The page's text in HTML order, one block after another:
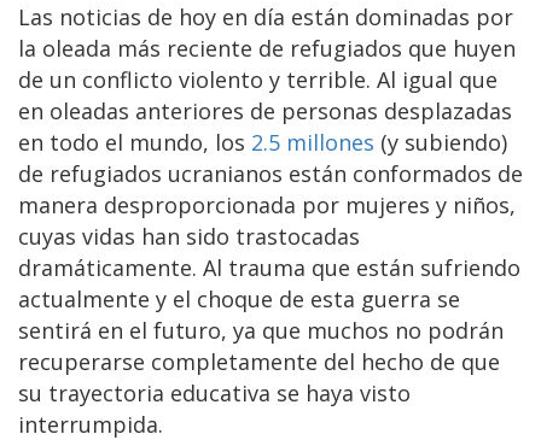
Las noticias de hoy en día están dominadas por
la oleada más reciente de refugiados que huyen
de un conflicto violento y terrible. Al igual que
en oleadas anteriores de personas desplazadas
en todo el mundo, los 2.5 millones (y subiendo)
de refugiados ucranianos están conformados de
manera desproporcionada por mujeres y niños,
cuyas vidas han sido trastocadas
dramáticamente. Al trauma que están sufriendo
actualmente y el choque de esta guerra se
sentirá en el futuro, ya que muchos no podrán
recuperarse completamente del hecho de que
su trayectoria educativa se haya visto
interrumpida.